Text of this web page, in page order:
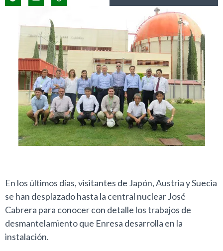
En los últimos días, visitantes de Japón, Austria y Suecia
se han desplazado hasta la central nuclear José
Cabrera para conocer con detalle los trabajos de
desmantelamiento que Enresa desarrolla en la
instalación.